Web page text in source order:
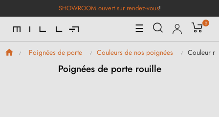
SHOWROOM ouvert sur rendez-vous!
Basculer
la
navigation
☰ 0
Poignées de porte Couleurs de nos poignées Couleur
Poignées de porte rouille